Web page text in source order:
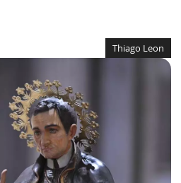
Thiago Leon